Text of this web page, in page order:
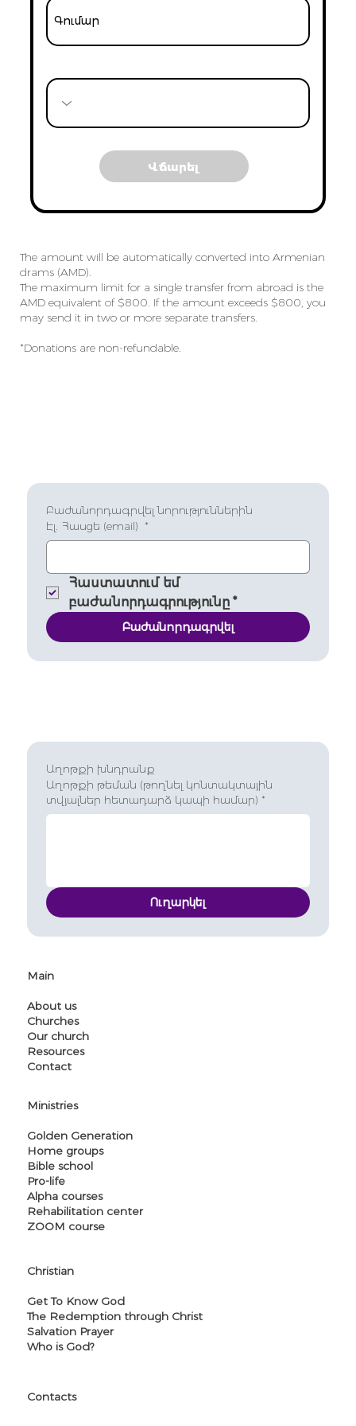
The amount will be automatically converted into Armenian
drams (AMD).
The maximum limit for a single transfer from abroad is the
AMD equivalent of $800. If the amount exceeds $800, you
may send it in two or more separate transfers.
*Donations are non-refundable.
Վճարել
Contacts
Christian
Get To Know God
The Redemption through Christ
Salvation Prayer
Who is God?
Ministries
Golden Generation
Home groups
Bible school
Pro-life
Alpha courses
Rehabilitation center
ZOOM course
Main
About us
Churches
Our church
Resources
Contact
Աղոթքի խնդրանք
Աղոթքի թեման (թողնել կոնտակտային
տվյալներ հետադարձ կապի համար) *
Ուղարկել
Բաժանորդագրվել նորություններին
Էլ. Հասցե (email) *
Հաստատում եմ
բաժանորդագրությունը *
Բաժանորդագրվել